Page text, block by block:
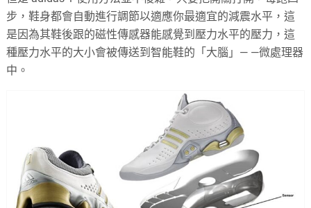
步，鞋身都會自動進行調節以適應你最適宜的減震水平，這
是因為其鞋後跟的磁性傳感器能感覺到壓力水平的壓力，這
種壓力水平的大小會被傳送到智能鞋的「大腦」— —微處理器
中。